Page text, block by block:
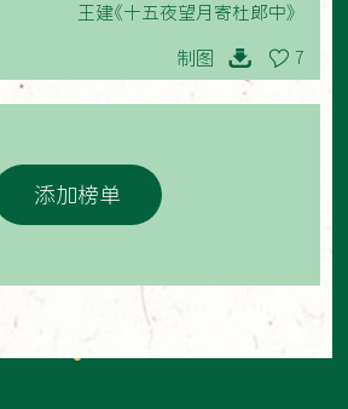
王建《十五夜望月寄杜郎中》
制图 7
添加榜单